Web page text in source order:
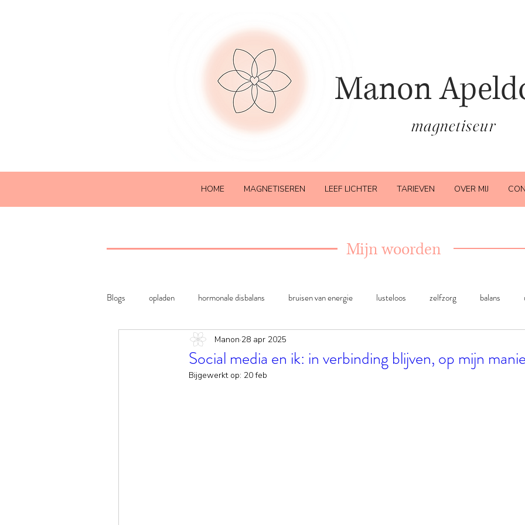
Manon
magnetiseur
Mijn woorden
Blogs opladen hormonale disbalans bruisen van energie lusteloos zelfzorg balans
lichter leven
Social media en ik: in verbinding blijven, op mijn
Manon 28 apr 2025
Bijgewerkt op: 20 feb
HOME MAGNETISEREN LEEF LICHTER TARIEVEN OVER MIJ